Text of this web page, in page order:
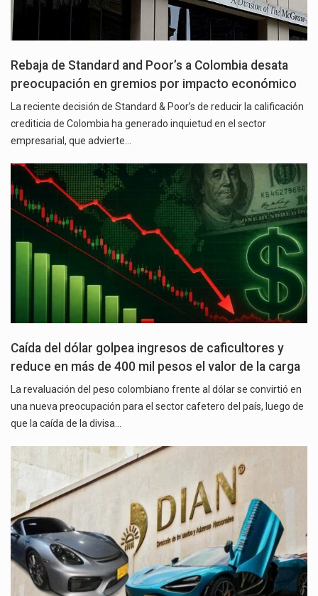
Rebaja de Standard and Poor’s a Colombia desata
preocupación en gremios por impacto económico
La reciente decisión de Standard & Poor’s de reducir la calificación
crediticia de Colombia ha generado inquietud en el sector
empresarial, que advierte…
Caída del dólar golpea ingresos de caficultores y
reduce en más de 400 mil pesos el valor de la carga
La revaluación del peso colombiano frente al dólar se convirtió en
una nueva preocupación para el sector cafetero del país, luego de
que la caída de la divisa…